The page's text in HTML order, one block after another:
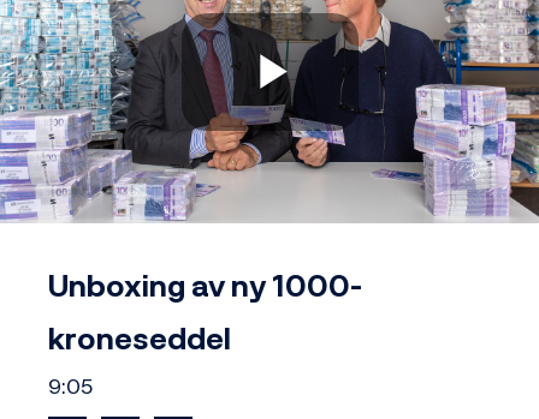
Play
Unboxing av ny 1000-
kroneseddel
9:05